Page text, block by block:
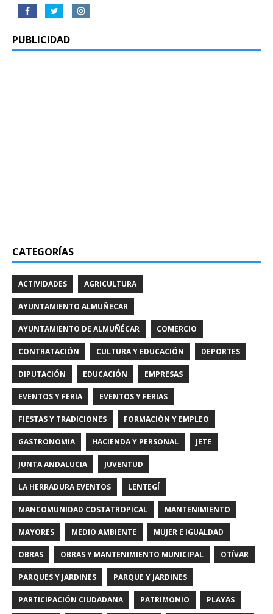
PUBLICIDAD
CATEGORÍAS
ACTIVIDADES AGRICULTURA
AYUNTAMIENTO ALMUÑECAR
AYUNTAMIENTO DE ALMUÑÉCAR COMERCIO
CONTRATACIÓN CULTURA Y EDUCACIÓN DEPORTES
DIPUTACIÓN EDUCACIÓN EMPRESAS
EVENTOS Y FERIA EVENTOS Y FERIAS
FIESTAS Y TRADICIONES FORMACIÓN Y EMPLEO
GASTRONOMIA HACIENDA Y PERSONAL JETE
JUNTA ANDALUCIA JUVENTUD
LA HERRADURA EVENTOS LENTEGÍ
MANCOMUNIDAD COSTATROPICAL MANTENIMIENTO
MAYORES MEDIO AMBIENTE MUJER E IGUALDAD
OBRAS OBRAS Y MANTENIMIENTO MUNICIPAL OTÍVAR
PARQUES Y JARDINES PARQUE Y JARDINES
PARTICIPACIÓN CIUDADANA PATRIMONIO PLAYAS